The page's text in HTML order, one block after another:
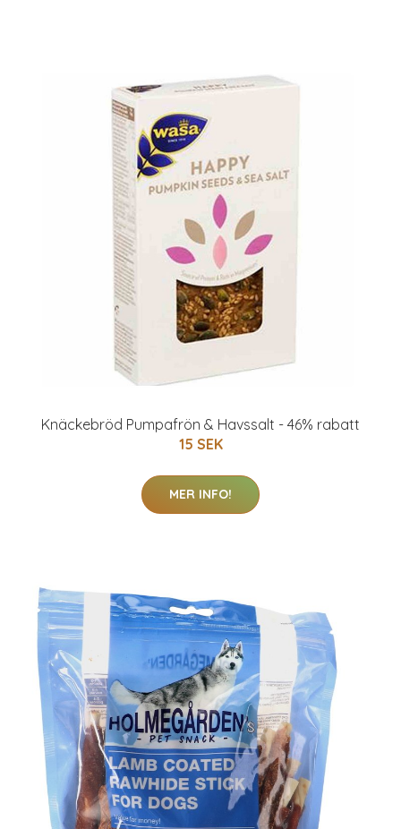
Knäckebröd Pumpafrön & Havssalt - 46% rabatt
15 SEK
MER INFO!